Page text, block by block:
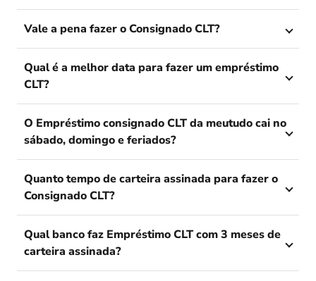
Vale a pena fazer o Consignado CLT?
Qual é a melhor data para fazer um empréstimo
CLT?
O Empréstimo consignado CLT da meutudo cai no
sábado, domingo e feriados?
Quanto tempo de carteira assinada para fazer o
Consignado CLT?
Qual banco faz Empréstimo CLT com 3 meses de
carteira assinada?